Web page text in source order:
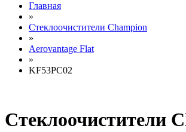
Главная
»
Стеклоочистители Champion
»
Aerovantage Flat
»
KF53PC02
Стеклоочистители